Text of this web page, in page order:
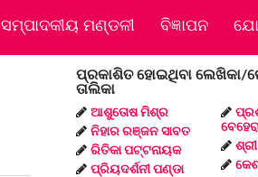
ସମ୍ପାଦକୀୟ ମଣ୍ଡଳୀ ବିଜ୍ଞାପନ
ପ୍ରକାଶିତ ହୋଇଥିବା ଲେଖିକା/
ତାଲିକା
ଆଶୁତୋଷ ମିଶ୍ର
ନିହାର ରଞ୍ଜନ ସାବତ
ରିତିକା ପଟ୍ଟନାୟକ
ପ୍ରିୟଦର୍ଶନୀ ପଣ୍ଡା